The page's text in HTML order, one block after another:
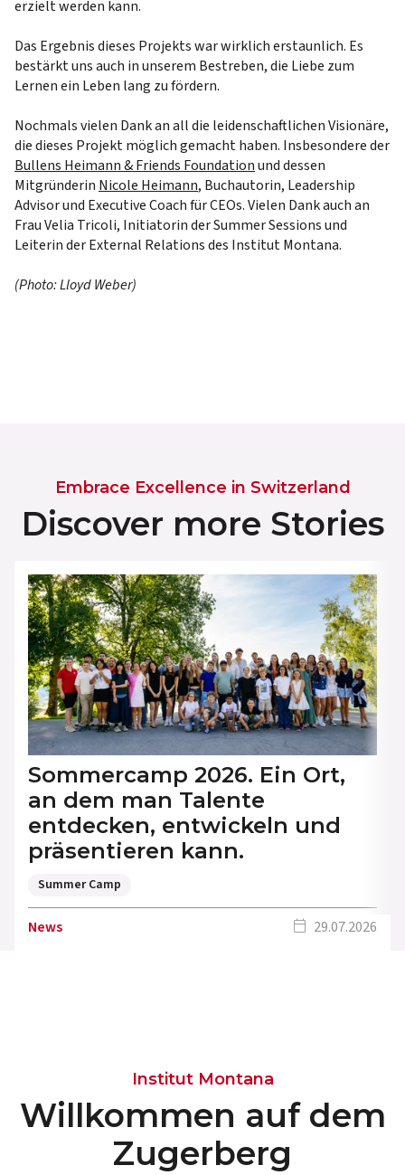
erzielt werden kann.
Das Ergebnis dieses Projekts war wirklich erstaunlich. Es
bestärkt uns auch in unserem Bestreben, die Liebe zum
Lernen ein Leben lang zu fördern.
Nochmals vielen Dank an all die leidenschaftlichen Visionäre,
die dieses Projekt möglich gemacht haben. Insbesondere der
Bullens Heimann & Friends Foundationund dessen
Mitgründerin Nicole Heimann, Buchautorin, Leadership
Advisor und Executive Coach für CEOs. Vielen Dank auch an
Frau Velia Tricoli, Initiatorin der Summer Sessions und
Leiterin der External Relations des Institut Montana.
(Photo: Lloyd Weber)
Embrace Excellence in Switzerland
Discover more Stories
Sommercamp 2026. Ein Ort,
an dem man Talente
entdecken, entwickeln und
präsentieren kann.
Summer Camp
News calendar_today 29.07.2026
Institut Montana
Willkommen auf dem
Zugerberg